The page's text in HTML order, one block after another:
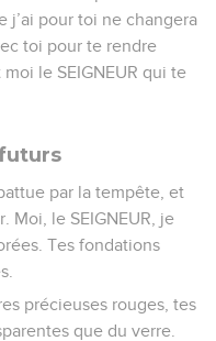
j’ai pour toi ne changera
toi pour te rendre
le SEIGNEUR qui te
par la tempête, et
Moi, le SEIGNEUR, je
Tes fondations
précieuses rouges, tes
que du verre.